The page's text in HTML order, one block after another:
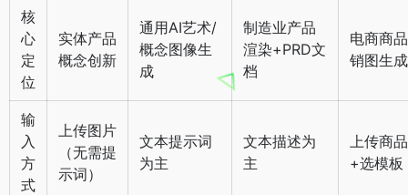
核
心
定
位
实体产品
概念创新
通用AI艺术/
概念图像生
成
制造业产品
渲染+PRD文
档
电商商
销图生成
输
入
方
式
上传图片
（无需提
示词）
文本提示词
为主
文本描述为
主
上传商
+选模板